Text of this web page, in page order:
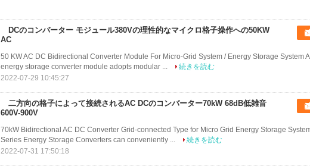
DCのコンバーター モジュール380Vの理性的なマイクロ格子操作への50KW
AC
50 KW AC DC Bidirectional Converter Module For Micro-Grid System / Energy Storage System
energy storage converter module adopts modular ...
続きを読む
2022-07-29 10:45:27
二方向の格子によって接続されるAC DCのコンバーター70kW 68dB低雑音
600V-900V
70kW Bidirectional AC DC Converter Grid-connected Type for Micro Grid Energy Storage
Series Energy Storage Converters can conveniently ...
続きを読む
2022-07-31 17:50:18